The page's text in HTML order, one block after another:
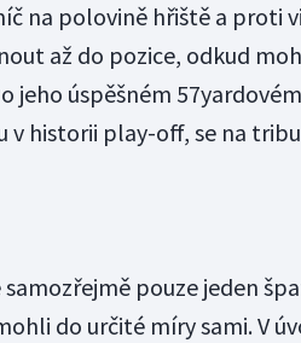
na polovině hřiště a proti
až do pozice, odkud
jeho úspěšném
v historii play-off, se na
pouze jeden
do určité míry sami. V